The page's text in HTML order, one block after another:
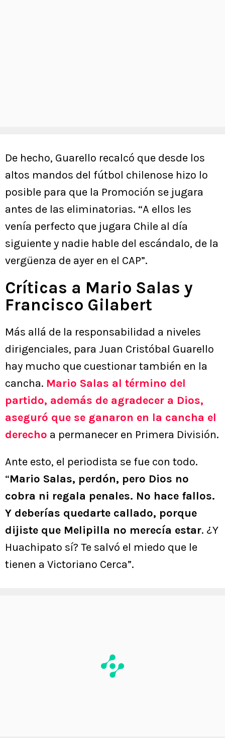
De hecho, Guarello recalcó que desde los
altos mandos del fútbol chilenose hizo lo
posible para que la Promoción se jugara
antes de las eliminatorias. “A ellos les
venía perfecto que jugara Chile al día
siguiente y nadie hable del escándalo, de la
vergüenza de ayer en el CAP”.
Críticas a Mario Salas y
Francisco Gilabert
Más allá de la responsabilidad a niveles
dirigenciales, para Juan Cristóbal Guarello
hay mucho que cuestionar también en la
cancha. Mario Salas al término del
partido, además de agradecer a Dios,
aseguró que se ganaron en la cancha el
derecho a permanecer en Primera División.
Ante esto, el periodista se fue con todo.
“Mario Salas, perdón, pero Dios no
cobra ni regala penales. No hace fallos.
Y deberías quedarte callado, porque
dijiste que Melipilla no merecía estar. ¿Y
Huachipato sí? Te salvó el miedo que le
tienen a Victoriano Cerca”.